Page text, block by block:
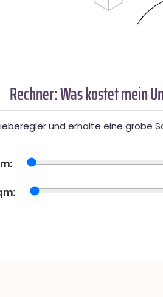
Rechner: Was kostet mein
und erhalte eine grobe